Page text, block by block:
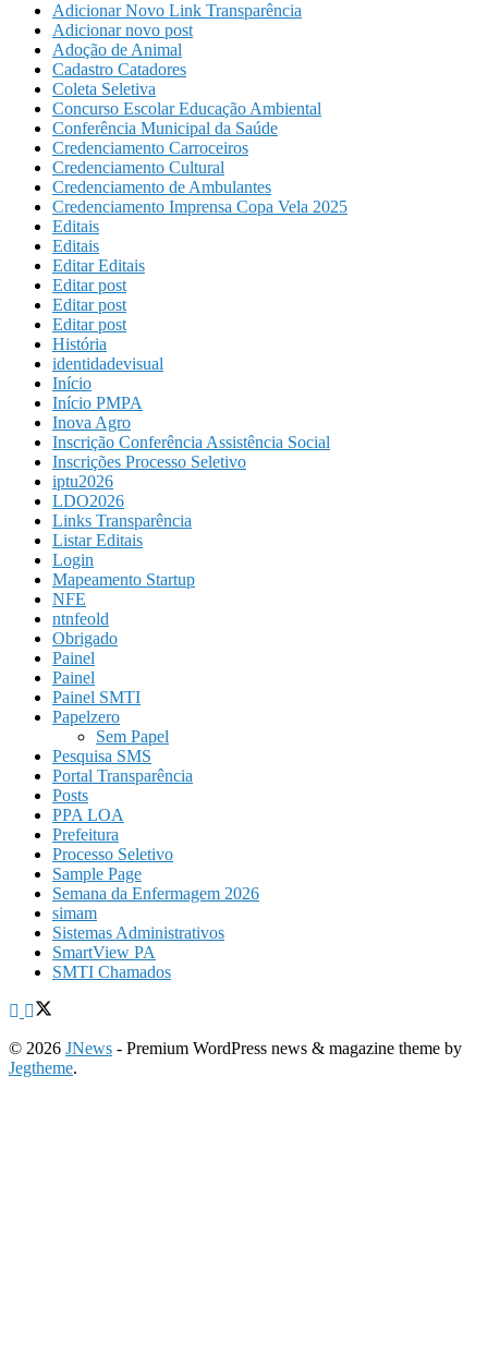
Adicionar Novo Link Transparência
Adicionar novo post
Adoção de Animal
Cadastro Catadores
Coleta Seletiva
Concurso Escolar Educação Ambiental
Conferência Municipal da Saúde
Credenciamento Carroceiros
Credenciamento Cultural
Credenciamento de Ambulantes
Credenciamento Imprensa Copa Vela 2025
Editais
Editais
Editar Editais
Editar post
Editar post
Editar post
História
identidadevisual
Início
Início PMPA
Inova Agro
Inscrição Conferência Assistência Social
Inscrições Processo Seletivo
iptu2026
LDO2026
Links Transparência
Listar Editais
Login
Mapeamento Startup
NFE
ntnfeold
Obrigado
Painel
Painel
Painel SMTI
Papelzero
Sem Papel
Pesquisa SMS
Portal Transparência
Posts
PPA LOA
Prefeitura
Processo Seletivo
Sample Page
Semana da Enfermagem 2026
simam
Sistemas Administrativos
SmartView PA
SMTI Chamados
© 2026 JNews - Premium WordPress news & magazine theme by
Jegtheme.